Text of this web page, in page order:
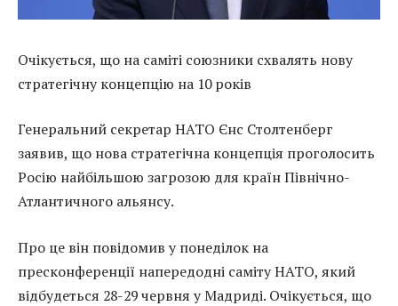
Очікується, що на саміті союзники схвалять нову
стратегічну концепцію на 10 років
Генеральний секретар НАТО Єнс Столтенберг
заявив, що нова стратегічна концепція проголосить
Росію найбільшою загрозою для країн Північно-
Атлантичного альянсу.
Про це він повідомив у понеділок на
пресконференції напередодні саміту НАТО, який
відбудеться 28-29 червня у Мадриді. Очікується, що